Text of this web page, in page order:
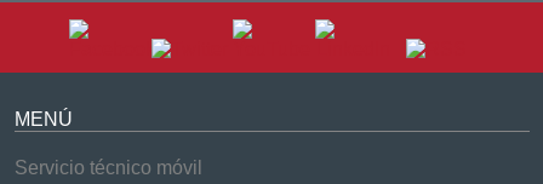
MENÚ
Servicio técnico móvil